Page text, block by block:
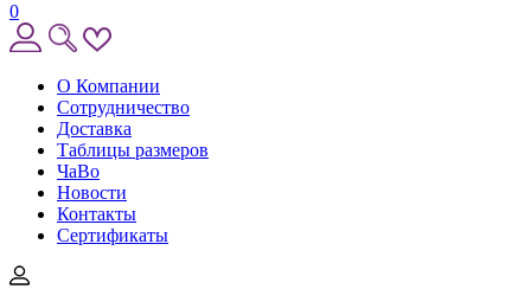
0
О Компании
Сотрудничество
Доставка
Таблицы размеров
ЧаВо
Новости
Контакты
Сертификаты